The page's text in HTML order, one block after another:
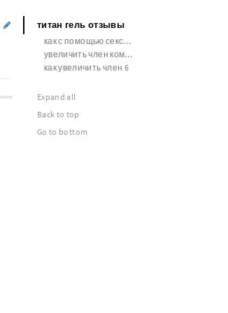
титан гель отзывы
как с помощью секса увеличить размер члена
увеличить член комментарии
как увеличить член 6
Expand all
Back to top
Go to bottom